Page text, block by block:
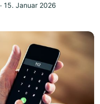
‧ 15. Januar 2026